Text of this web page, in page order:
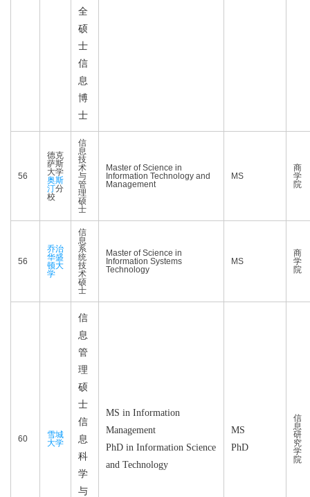
全
硕
士
信
息
博
士
56
德克
萨斯
大学
奥斯
汀分
校
信
息
技
术
与
管
理
硕
士
Master of Science in
Information Technology and
Management
MS
商
学
院
56
乔治
华盛
顿大
学
信
息
系
统
技
术
硕
士
Master of Science in
Information Systems
Technology
MS
商
学
院
60
雪城
大学
信
息
管
理
硕
士
信
息
科
学
与
MS in Information
Management
PhD in Information Science
and Technology
MS
PhD
信
息
研
究
学
院